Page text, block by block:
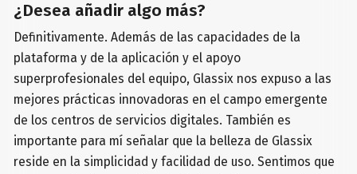
¿Desea añadir algo más?
Definitivamente. Además de las capacidades de la
plataforma y de la aplicación y el apoyo
superprofesionales del equipo, Glassix nos expuso a las
mejores prácticas innovadoras en el campo emergente
de los centros de servicios digitales. También es
importante para mí señalar que la belleza de Glassix
reside en la simplicidad y facilidad de uso. Sentimos que